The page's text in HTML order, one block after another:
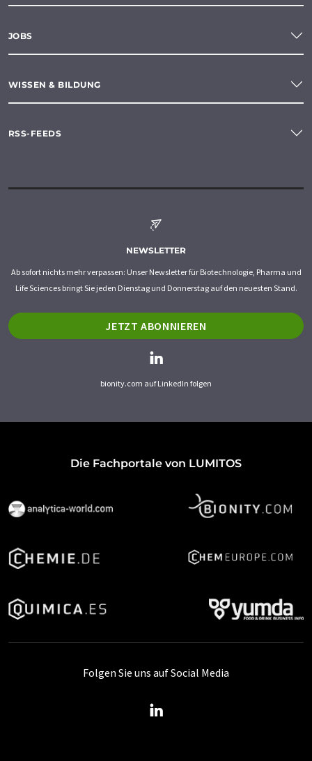
JOBS
WISSEN & BILDUNG
RSS-FEEDS
NEWSLETTER
Ab sofort nichts mehr verpassen: Unser Newsletter für Biotechnologie, Pharma und
Life Sciences bringt Sie jeden Dienstag und Donnerstag auf den neuesten Stand.
JETZT ABONNIEREN
bionity.com auf LinkedIn folgen
Die Fachportale von LUMITOS
Folgen Sie uns auf Social Media